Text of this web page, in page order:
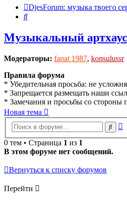
DjesForum: музыка твоего
Поиск
Музыкальный артхаус
Модераторы: fanat 1987, konsulussr
Правила форума
* Убедительная просьба: не
* Запрещается размещать наши
* Замечания и просьбы со стороны
Новая тема
Поиск
0 тем • Страница 1 из 1
В этом форуме нет сообщений.
Вернуться к списку форумов
Перейти